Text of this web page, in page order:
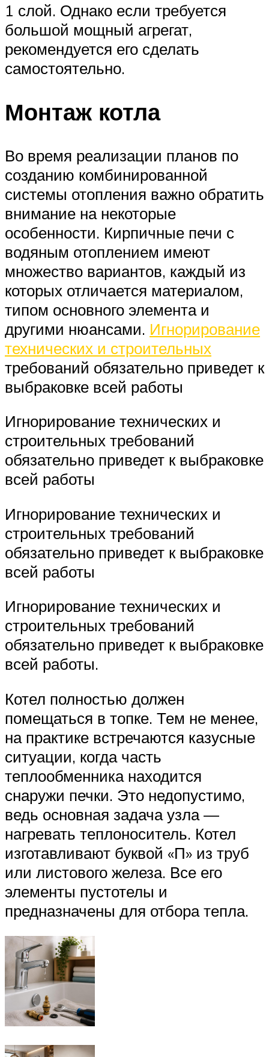
1 слой. Однако если требуется
большой мощный агрегат,
рекомендуется его сделать
самостоятельно.
Монтаж котла
Во время реализации планов по
созданию комбинированной
системы отопления важно обратить
внимание на некоторые
особенности. Кирпичные печи с
водяным отоплением имеют
множество вариантов, каждый из
которых отличается материалом,
типом основного элемента и
другими нюансами. Игнорирование
технических и строительных
требований обязательно приведет к
выбраковке всей работы
Игнорирование технических и
строительных требований
обязательно приведет к выбраковке
всей работы
Игнорирование технических и
строительных требований
обязательно приведет к выбраковке
всей работы
Игнорирование технических и
строительных требований
обязательно приведет к выбраковке
всей работы.
Котел полностью должен
помещаться в топке. Тем не менее,
на практике встречаются казусные
ситуации, когда часть
теплообменника находится
снаружи печки. Это недопустимо,
ведь основная задача узла —
нагревать теплоноситель. Котел
изготавливают буквой «П» из труб
или листового железа. Все его
элементы пустотелы и
предназначены для отбора тепла.